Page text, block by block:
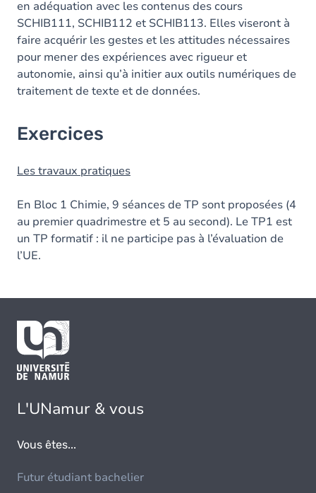
en adéquation avec les contenus des cours
SCHIB111, SCHIB112 et SCHIB113. Elles viseront à
faire acquérir les gestes et les attitudes nécessaires
pour mener des expériences avec rigueur et
autonomie, ainsi qu’à initier aux outils numériques de
traitement de texte et de données.
Exercices
Les travaux pratiques
En Bloc 1 Chimie, 9 séances de TP sont proposées (4
au premier quadrimestre et 5 au second). Le TP1 est
un TP formatif : il ne participe pas à l’évaluation de
l’UE.
L'UNamur & vous
Vous êtes...
Futur étudiant bachelier